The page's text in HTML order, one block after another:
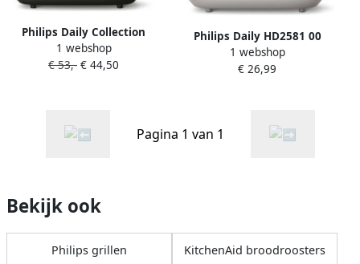
Philips Daily Collection
HD2583 90 broodrooster 8
snede(n) Zwart 600 W
1 webshop
€ 53,- € 44,50
Philips Daily HD2581 00
Broodrooster Wit
1 webshop
€ 26,99
Pagina 1 van 1
Bekijk ook
Philips grillen KitchenAid broodroosters